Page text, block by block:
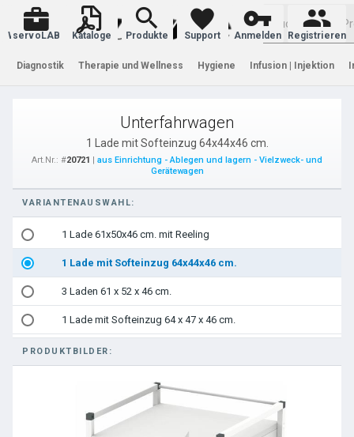
Warenkorb
servoLAB Kataloge Produkte Support Anmelden Registrieren
Diagnostik Therapie und Wellness Hygiene Infusion | Injektion
Unterfahrwagen
1 Lade mit Softeinzug 64x44x46 cm.
Art.Nr.: #20721 | aus Einrichtung - Ablegen und lagern - Vielzweck- und
Gerätewagen
VARIANTENAUSWAHL:
1 Lade 61x50x46 cm. mit Reeling
1 Lade mit Softeinzug 64x44x46 cm.
3 Laden 61 x 52 x 46 cm.
1 Lade mit Softeinzug 64 x 47 x 46 cm.
PRODUKTBILDER: